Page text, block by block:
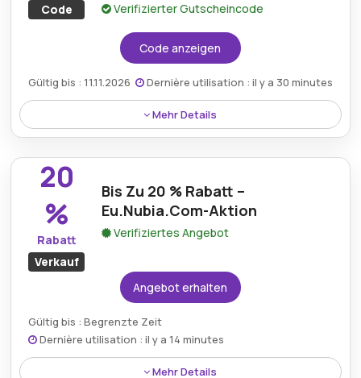
Code
Verifizierter Gutscheincode
Code anzeigen
Gültig bis : 11.11.2026 Dernière utilisation : il y a 30 minutes
Mehr Details
Verwenden Sie den Nubia-Rabattcode, um 15 €
Rabatt auf das gesamte Sortiment zu erhalten. Dies
ist eine hervorragende Gelegenheit, bei einer Vielzahl
von technischen Produkten und Zubehör im
gesamten Nubia-Onlineshop zu sparen.
20
%
Rabatt
Verkauf
Bis Zu 20 % Rabatt –
Eu.Nubia.Com-Aktion
Verifiziertes Angebot
Angebot erhalten
Gültig bis : Begrenzte Zeit
Dernière utilisation : il y a 14 minutes
Mehr Details